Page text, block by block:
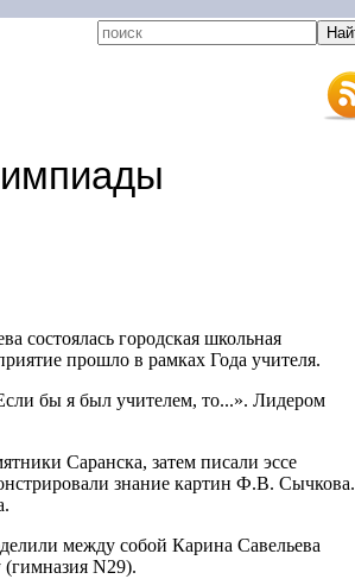
состоялась городская школьная
прошло в рамках Года учителя.
бы я был учителем, то...». Лидером
Саранска, затем писали эссе
знание картин Ф.В. Сычкова.
между собой Карина Савельева
N29).